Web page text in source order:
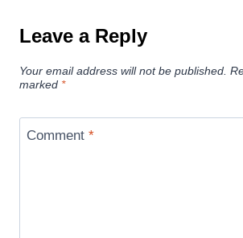
Leave a Reply
Your email address will not be published.
marked *
Comment *